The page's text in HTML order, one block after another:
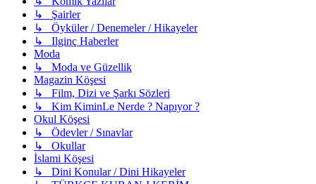
↳ Şairler
↳ Öyküler / Denemeler / Hikayeler
↳ Ilginç Haberler
Moda
↳ Moda ve Güzellik
Magazin Köşesi
↳ Film, Dizi ve Şarkı Sözleri
↳ Kim KiminLe Nerde ? Napıyor ?
Okul Köşesi
↳ Ödevler / Sınavlar
↳ Okullar
İslami Köşesi
↳ Dini Konular / Dini Hikayeler